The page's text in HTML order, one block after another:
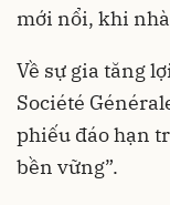
mới nổi, khi
Về sự gia tăng
Société
phiếu đáo hạn
bền vững”.